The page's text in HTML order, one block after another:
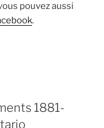
pouvez aussi
.
1881-